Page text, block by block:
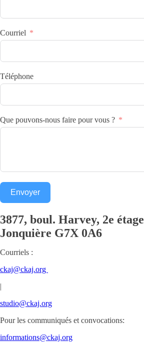
Courriel
Téléphone
Que pouvons-nous faire pour vous ?
Envoyer
3877, boul. Harvey, 2e étage
Jonquière G7X 0A6
Courriels :
ckaj@ckaj.org
|
studio@ckaj.org
Pour les communiqués et convocations:
informations@ckaj.org